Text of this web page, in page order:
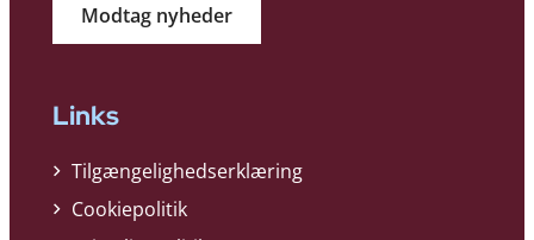
Modtag nyheder
Links
Tilgængelighedserklæring
Cookiepolitik